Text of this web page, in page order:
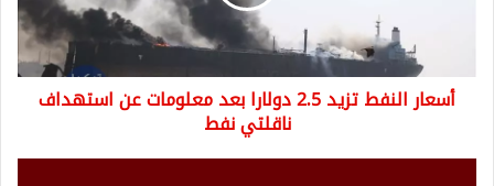
استهداف
ناقلتي
أسعار النفط تزيد 2.5 دولارا بعد معلومات عن استهداف
ناقلتي نفط